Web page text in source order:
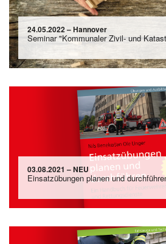
24.05.2022 – Hannover
Seminar "Kommunaler Zivil- und
03.08.2021 – NEU
Einsatzübungen planen und